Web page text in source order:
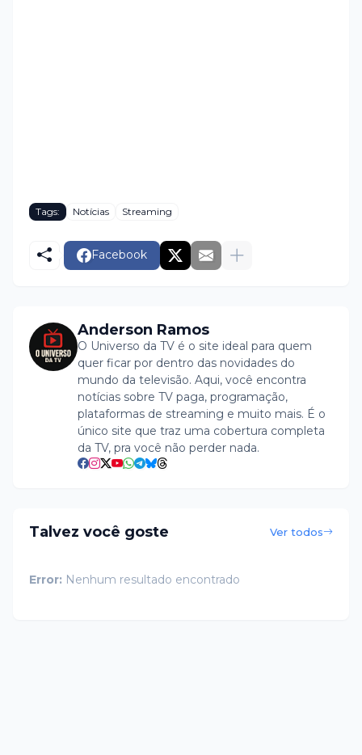
Tags: Notícias Streaming
Facebook
Anderson Ramos
O Universo da TV é o site ideal para quem
quer ficar por dentro das novidades do
mundo da televisão. Aqui, você encontra
notícias sobre TV paga, programação,
plataformas de streaming e muito mais. É o
único site que traz uma cobertura completa
da TV, pra você não perder nada.
Talvez você goste Ver todos
Error: Nenhum resultado encontrado